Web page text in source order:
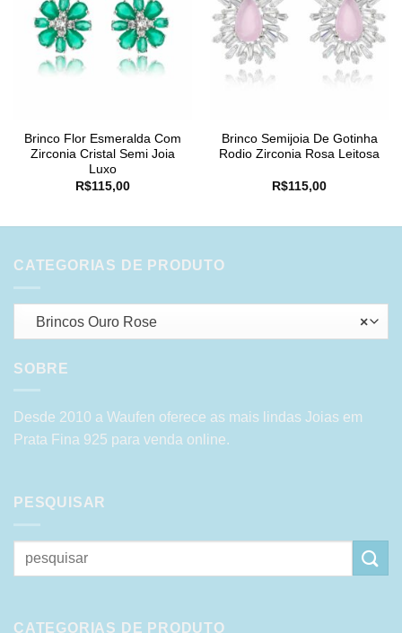
Brinco Flor Esmeralda Com
Zirconia Cristal Semi Joia
Luxo
R$115,00
Brinco Semijoia De Gotinha
Rodio Zirconia Rosa Leitosa
R$115,00
CATEGORIAS DE PRODUTO
×
Brincos Ouro Rose
SOBRE
Desde 2010 a Waufen oferece as mais lindas Joias em
Prata Fina 925 para venda online.
PESQUISAR
Pesquisar
por:
CATEGORIAS DE PRODUTO